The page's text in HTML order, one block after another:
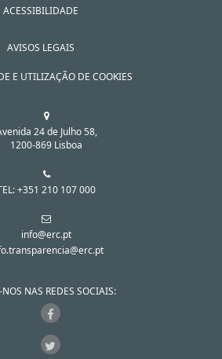
ACESSIBILIDADE
AVISOS LEGAIS
E UTILIZAÇÃO DE COOKIES
24 de Julho 58,
1200-869 Lisboa
+351 210 107 000
info@erc.pt
NAS REDES SOCIAIS: